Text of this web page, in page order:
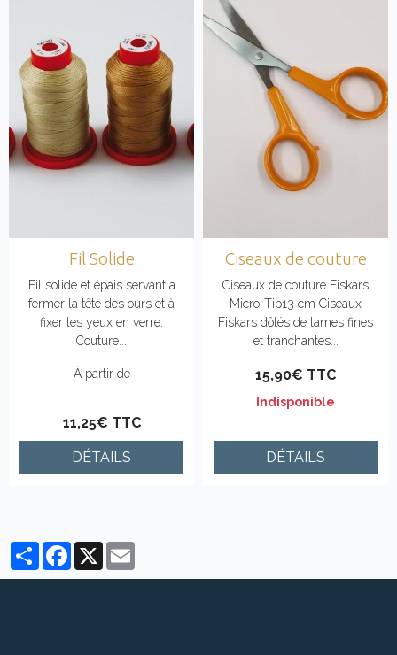
Fil Solide
Fil solide et épais servant a
fermer la tête des ours et à
fixer les yeux en verre.
Couture...
À partir de
11,25€ TTC
DÉTAILS
Ciseaux de couture
Ciseaux de couture Fiskars
Micro-Tip13 cm Ciseaux
Fiskars dôtés de lames fines
et tranchantes...
15,90€ TTC
Indisponible
DÉTAILS
PartagerFacebook
X